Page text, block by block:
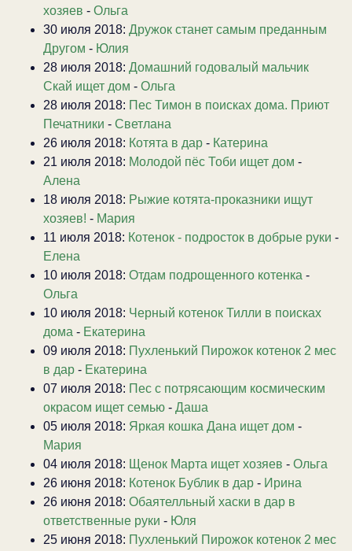
хозяев - Ольга
30 июля 2018: Дружок станет самым преданным
Другом - Юлия
28 июля 2018: Домашний годовалый мальчик
Скай ищет дом - Ольга
28 июля 2018: Пес Тимон в поисках дома. Приют
Печатники - Светлана
26 июля 2018: Котята в дар - Катерина
21 июля 2018: Молодой пёс Тоби ищет дом -
Алена
18 июля 2018: Рыжие котята-проказники ищут
хозяев! - Мария
11 июля 2018: Котенок - подросток в добрые руки -
Елена
10 июля 2018: Отдам подрощенного котенка -
Ольга
10 июля 2018: Черный котенок Тилли в поисках
дома - Екатерина
09 июля 2018: Пухленький Пирожок котенок 2 мес
в дар - Екатерина
07 июля 2018: Пес с потрясающим космическим
окрасом ищет семью - Даша
05 июля 2018: Яркая кошка Дана ищет дом -
Мария
04 июля 2018: Щенок Марта ищет хозяев - Ольга
26 июня 2018: Котенок Бублик в дар - Ирина
26 июня 2018: Обаятелльный хаски в дар в
ответственные руки - Юля
25 июня 2018: Пухленький Пирожок котенок 2 мес